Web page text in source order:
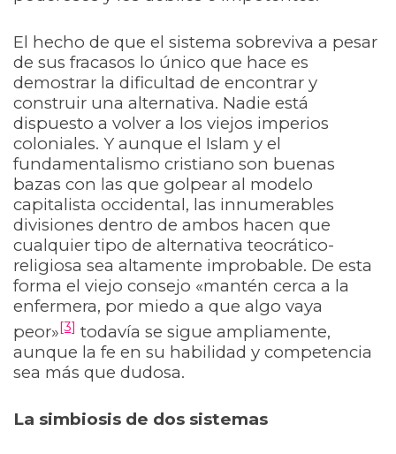
El hecho de que el sistema sobreviva a pesar
de sus fracasos lo único que hace es
demostrar la dificultad de encontrar y
construir una alternativa. Nadie está
dispuesto a volver a los viejos imperios
coloniales. Y aunque el Islam y el
fundamentalismo cristiano son buenas
bazas con las que golpear al modelo
capitalista occidental, las innumerables
divisiones dentro de ambos hacen que
cualquier tipo de alternativa teocrático-
religiosa sea altamente improbable. De esta
forma el viejo consejo «mantén cerca a la
enfermera, por miedo a que algo vaya
peor»[3] todavía se sigue ampliamente,
aunque la fe en su habilidad y competencia
sea más que dudosa.
La simbiosis de dos sistemas